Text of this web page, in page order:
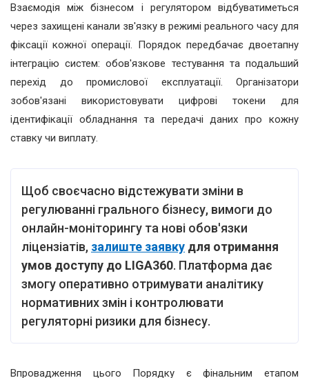
Взаємодія між бізнесом і регулятором відбуватиметься
через захищені канали зв'язку в режимі реального часу для
фіксації кожної операції. Порядок передбачає двоетапну
інтеграцію систем: обов'язкове тестування та подальший
перехід до промислової експлуатації. Організатори
зобов'язані використовувати цифрові токени для
ідентифікації обладнання та передачі даних про кожну
ставку чи виплату.
Щоб своєчасно відстежувати зміни в
регулюванні грального бізнесу, вимоги до
онлайн-моніторингу та нові обов'язки
ліцензіатів, залиште заявку для отримання
умов доступу до LIGA360. Платформа дає
змогу оперативно отримувати аналітику
нормативних змін і контролювати
регуляторні ризики для бізнесу.
Впровадження цього Порядку є фінальним етапом